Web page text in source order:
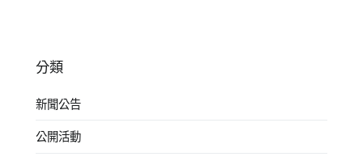
分類
新聞公告
公開活動